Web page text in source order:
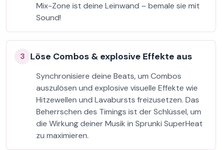
Mix-Zone ist deine Leinwand – bemale sie mit
Sound!
3 Löse Combos & explosive Effekte aus
Synchronisiere deine Beats, um Combos
auszulösen und explosive visuelle Effekte wie
Hitzewellen und Lavabursts freizusetzen. Das
Beherrschen des Timings ist der Schlüssel, um
die Wirkung deiner Musik in Sprunki SuperHeat
zu maximieren.